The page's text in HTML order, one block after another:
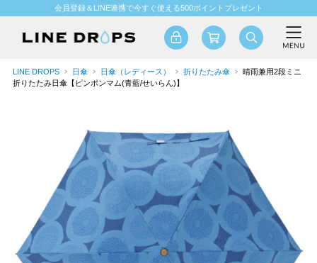
会員登録＆LINE連携で今すぐ使える500ポイントプレゼント
LINE DROPS 日傘 日傘（レディース） 折りたたみ傘
晴雨兼用2段ミニ
折りたたみ日傘【ピンポンマム(青藍/せいらん)】